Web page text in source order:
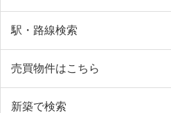
駅・路線検索
売買物件はこちら
新築で検索